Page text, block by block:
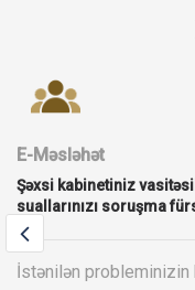
E-Məsləhət
Şəxsi kabinetiniz
suallarınızı soruşma
İstənilən probleminizin